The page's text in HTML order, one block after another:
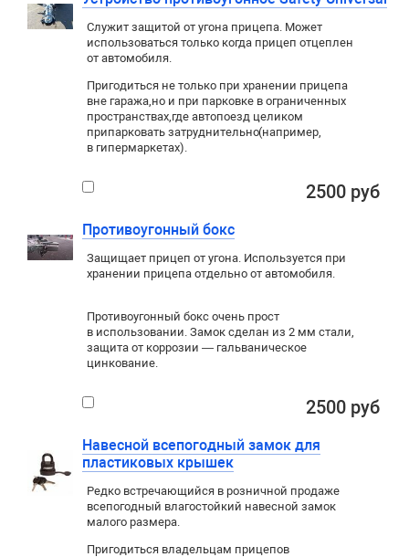
Служит защитой от угона прицепа. Может
использоваться только когда прицеп отцеплен
от автомобиля.
Пригодиться не только при хранении прицепа
вне гаража,но и при парковке в ограниченных
пространствах,где автопоезд целиком
припарковать затруднительно(например,
в гипермаркетах).
2500 руб
Противоугонный бокс
Защищает прицеп от угона. Используется при
хранении прицепа отдельно от автомобиля.
Противоугонный бокс очень прост
в использовании. Замок сделан из 2 мм стали,
защита от коррозии — гальваническое
цинкование.
2500 руб
Навесной всепогодный замок для
пластиковых крышек
Редко встречающийся в розничной продаже
всепогодный влагостойкий навесной замок
малого размера.
Пригодиться владельцам прицепов